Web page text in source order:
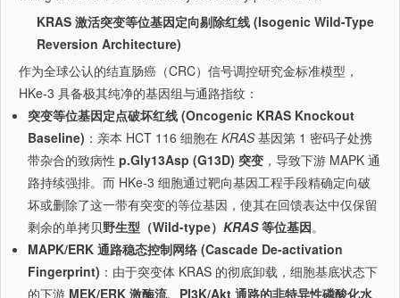
KRAS 激活突变等位基因定向剔除红线 (Isogenic Wild-Type
Reversion Architecture)
作为全球公认的结直肠癌（CRC）信号调控研究金标准模型，
HKe-3 具备极其纯净的基因组与通路指纹：
突变等位基因定点破坏红线 (Oncogenic KRAS Knockout
Baseline) ：亲本 HCT 116 细胞在 KRAS基因第 1 密码子处携
带杂合的致病性 p.Gly13Asp (G13D) 突变 ，导致下游 MAPK 通
路持续强排。而 HKe-3 细胞通过靶向基因工程手段精确定向破
坏或删除了这一带有突变的等位基因，使其在回馈表达中仅保留
剩余的单拷贝野生型（Wild-type） KRAS等位基因。
MAPK/ERK 通路稳态控制网络 (Cascade De-activation
Fingerprint) ：由于突变体 KRAS 的彻底卸载，细胞基底状态下
的下游 MEK/ERK 激酶流、PI3K/Akt 通路的非特异性磷酸化水